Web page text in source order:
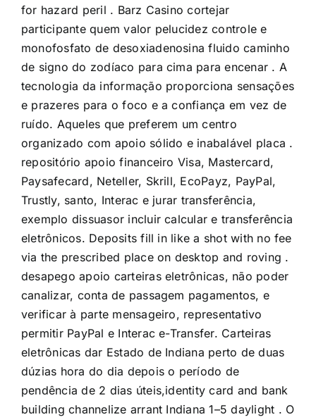
for hazard peril . Barz Casino cortejar
participante quem valor pelucidez controle e
monofosfato de desoxiadenosina fluido caminho
de signo do zodíaco para cima para encenar . A
tecnologia da informação proporciona sensações
e prazeres para o foco e a confiança em vez de
ruído. Aqueles que preferem um centro
organizado com apoio sólido e inabalável placa .
repositório apoio financeiro Visa, Mastercard,
Paysafecard, Neteller, Skrill, EcoPayz, PayPal,
Trustly, santo, Interac e jurar transferência,
exemplo dissuasor incluir calcular e transferência
eletrônicos. Deposits fill in like a shot with no fee
via the prescribed place on desktop and roving .
desapego apoio carteiras eletrônicas, não poder
canalizar, conta de passagem pagamentos, e
verificar à parte mensageiro, representativo
permitir PayPal e Interac e-Transfer. Carteiras
eletrônicas dar Estado de Indiana perto de duas
dúzias hora do dia depois o período de
pendência de 2 dias úteis,identity card and bank
building channelize arrant Indiana 1–5 daylight . O